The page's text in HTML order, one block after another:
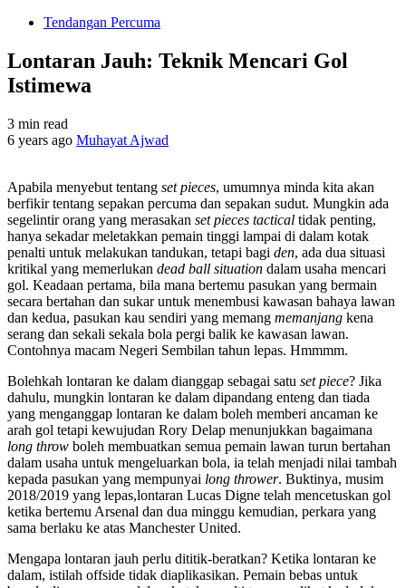
Tendangan Percuma
Lontaran Jauh: Teknik Mencari Gol
Istimewa
3 min read
6 years ago Muhayat Ajwad
Apabila menyebut tentang set pieces, umumnya minda kita akan
berfikir tentang sepakan percuma dan sepakan sudut. Mungkin ada
segelintir orang yang merasakan set pieces tactical tidak penting,
hanya sekadar meletakkan pemain tinggi lampai di dalam kotak
penalti untuk melakukan tandukan, tetapi bagi den, ada dua situasi
kritikal yang memerlukan dead ball situation dalam usaha mencari
gol. Keadaan pertama, bila mana bertemu pasukan yang bermain
secara bertahan dan sukar untuk menembusi kawasan bahaya lawan
dan kedua, pasukan kau sendiri yang memang memanjang kena
serang dan sekali sekala bola pergi balik ke kawasan lawan.
Contohnya macam Negeri Sembilan tahun lepas. Hmmmm.
Bolehkah lontaran ke dalam dianggap sebagai satu set piece? Jika
dahulu, mungkin lontaran ke dalam dipandang enteng dan tiada
yang menganggap lontaran ke dalam boleh memberi ancaman ke
arah gol tetapi kewujudan Rory Delap menunjukkan bagaimana
long throw boleh membuatkan semua pemain lawan turun bertahan
dalam usaha untuk mengeluarkan bola, ia telah menjadi nilai tambah
kepada pasukan yang mempunyai long thrower. Buktinya, musim
2018/2019 yang lepas,lontaran Lucas Digne telah mencetuskan gol
ketika bertemu Arsenal dan dua minggu kemudian, perkara yang
sama berlaku ke atas Manchester United.
Mengapa lontaran jauh perlu dititik-beratkan? Ketika lontaran ke
dalam, istilah offside tidak diaplikasikan. Pemain bebas untuk